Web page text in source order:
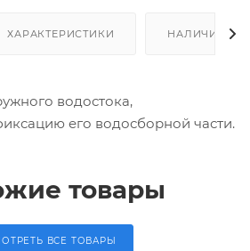
ХАРАКТЕРИСТИКИ НАЛИЧИЕ
водостока,
его водосборной части.
товары
ВСЕ ТОВАРЫ